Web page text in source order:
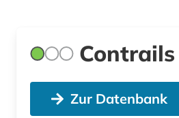
Contrails
Zur Datenbank